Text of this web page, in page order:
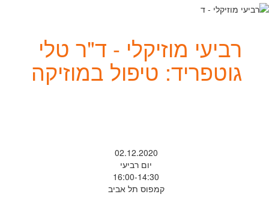
רביעי מוזיקלי - ד"ר טלי
גוטפריד: טיפול במוזיקה
02.12.2020
יום רביעי
16:00-14:30
קמפוס תל אביב